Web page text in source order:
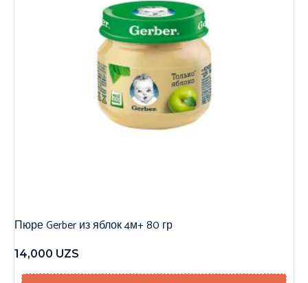
Пюре Gerber из яблок 4м+ 80 гр
14,000 UZS